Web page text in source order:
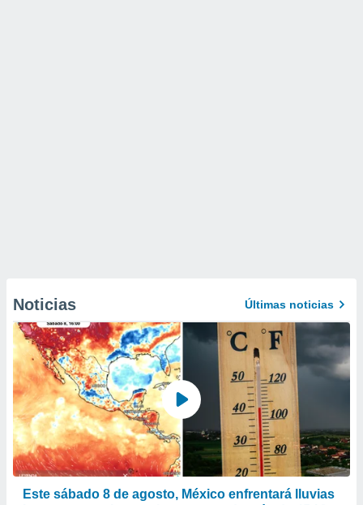
Noticias Últimas noticias
Este sábado 8 de agosto, México enfrentará lluvias